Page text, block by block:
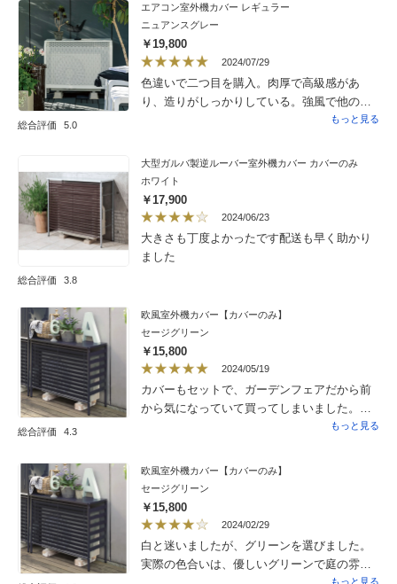
総合評価 5.0
エアコン室外機カバー レギュラー
ニュアンスグレー
￥19,800
2024/07/29
色違いで二つ目を購入。肉厚で高級感があ
り、造りがしっかりしている。強風で他の室
外機カバーだと煽られて倒れることもあった
女性1人でもなんとかなった。
もっと見る
総合評価 3.8
大型ガルバ製逆ルーバー室外機カバー カバーのみ
ホワイト
￥17,900
2024/06/23
大きさも丁度よかったです配送も早く助かり
ました
総合評価 4.3
欧風室外機カバー【カバーのみ】
セージグリーン
￥15,800
2024/05/19
カバーもセットで、ガーデンフェアだから前
から気になっていて買ってしまいました。。
同じシリーズのゴミ箱と合わせて、素敵なベ
くらいでできました。ゴミ箱よりは簡単だっ
た。値段は高いけど、この色が勇逸無にで良
いです。
もっと見る
欧風室外機カバー【カバーのみ】
セージグリーン
￥15,800
2024/02/29
白と迷いましたが、グリーンを選びました。
実際の色合いは、優しいグリーンで庭の雰囲
もっと見る